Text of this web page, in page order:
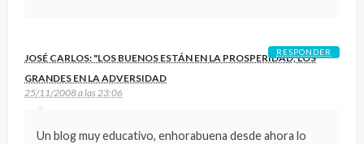
JOSÉ CARLOS: "LOS BUENOS ESTÁN EN LA PROSPERIDAD, LOS
GRANDES EN LA ADVERSIDAD
25/11/2008 a las 23:06
Un blog muy educativo, enhorabuena desde ahora lo
RESPONDER